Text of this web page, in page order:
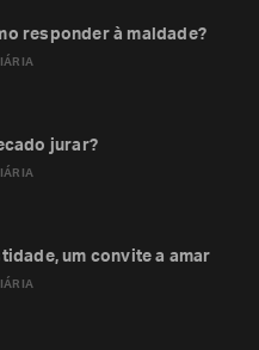
responder à maldade?
jurar?
um convite a amar